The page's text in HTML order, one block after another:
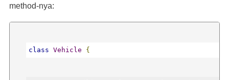
method-nya:
class Vehicle {